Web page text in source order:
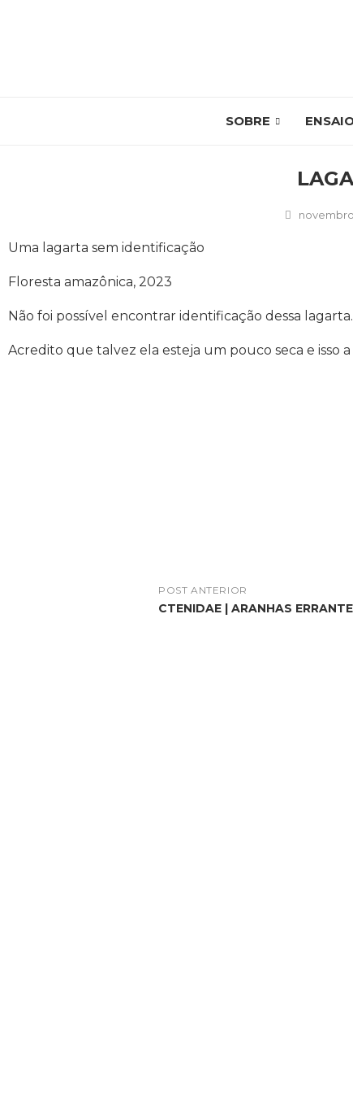
SOBRE
Uma lagarta sem identificação
Floresta amazônica, 2023
Não foi possível encontrar identificação dessa lagarta.
Acredito que talvez ela esteja um pouco seca e isso
POST ANTERIOR
CTENIDAE | ARANHAS